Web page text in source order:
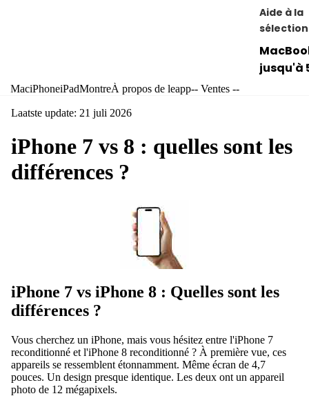
Aide à la
sélection
jusqu'à
pour
Clavier
À vendre
MaciPhoneiPadMontreÀ propos de leapp-- Ventes --
Laatste update: 21 juli 2026
iPhone 7 vs 8 : quelles sont les
différences ?
iPhone 7 vs iPhone 8 : Quelles sont les
différences ?
Vous cherchez un iPhone, mais vous hésitez entre l'iPhone 7
reconditionné et l'iPhone 8 reconditionné ? À première vue, ces
appareils se ressemblent étonnamment. Même écran de 4,7
pouces. Un design presque identique. Les deux ont un appareil
photo de 12 mégapixels.